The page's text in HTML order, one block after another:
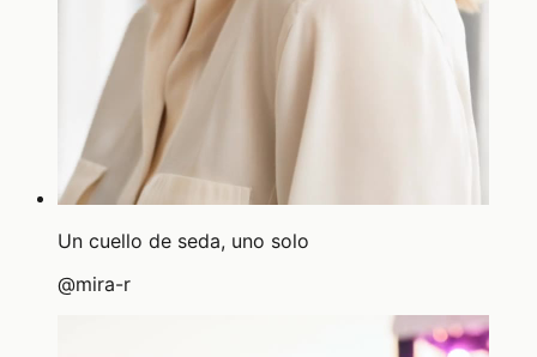
Un cuello de seda, uno solo
@mira-r